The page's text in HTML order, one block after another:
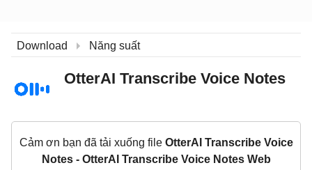
Download Năng suất
OtterAI Transcribe Voice Notes
Cảm ơn bạn đã tải xuống file OtterAI Transcribe Voice
Notes - OtterAI Transcribe Voice Notes Web